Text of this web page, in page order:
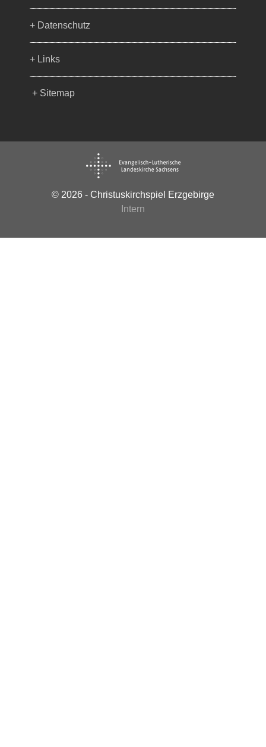
+ Datenschutz
+ Links
+ Sitemap
© 2026 - Christuskirchspiel Erzgebirge
Intern